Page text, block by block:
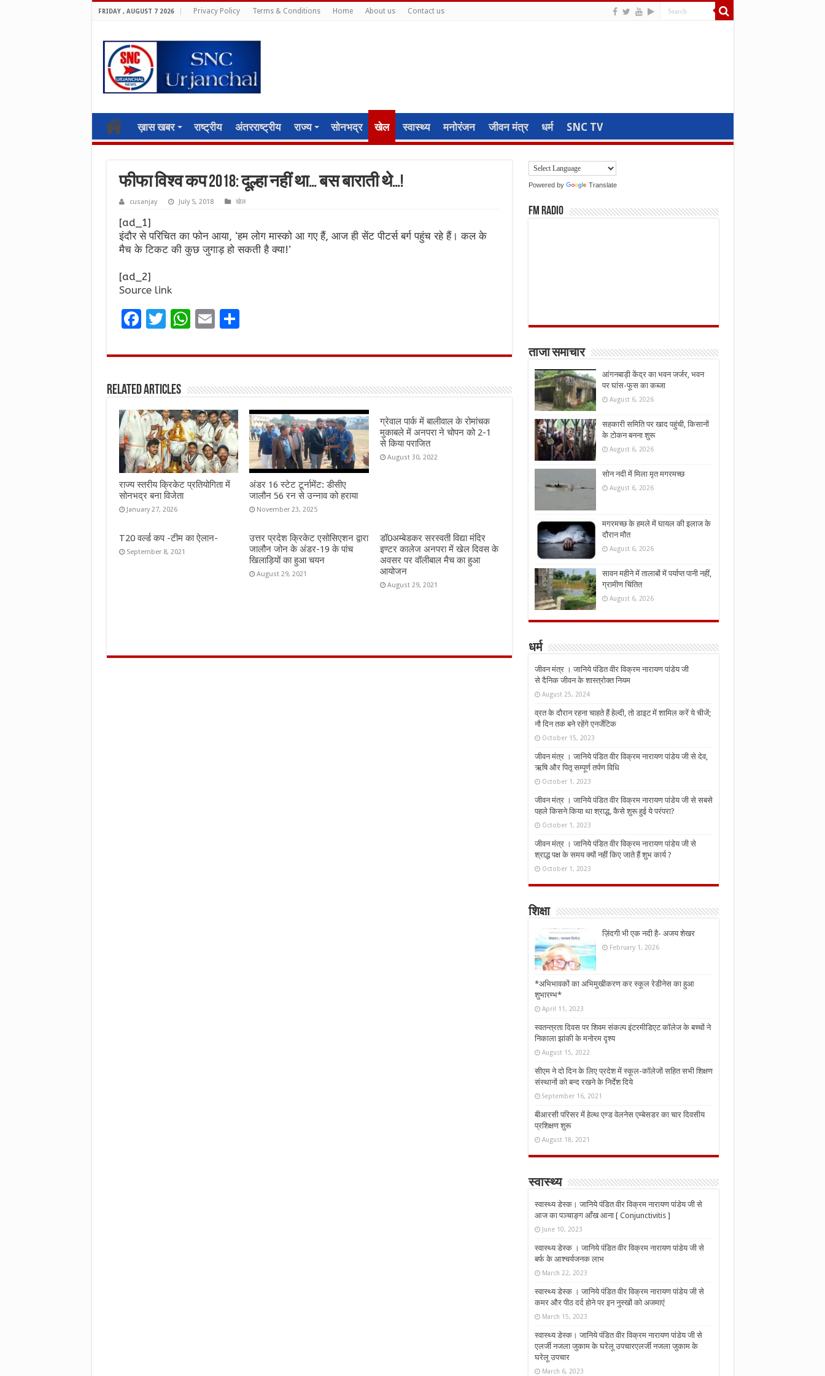
FRIDAY , AUGUST 7 2026 Privacy Policy Terms & Conditions Home About us Contact us
ख़ास खबर राष्ट्रीय अंतरराष्ट्रीय राज्य सोनभद्र खेल स्वास्थ्य मनोरंजन जीवन मंत्र धर्म SNC TV
फीफा विश्व कप 2018: दूल्हा नहीं था… बस बाराती थे…!
cusanjay July 5, 2018 खेल
[ad_1]
इंदौर से परिचित का फोन आया, ‘हम लोग मास्को आ गए हैं, आज ही सेंट पीटर्स बर्ग पहुंच रहे हैं। कल के
मैच के टिकट की कुछ जुगाड़ हो सकती है क्या!’
[ad_2]
Source link
F
ce
o
o
k
T
it
r
W
at
A
p
p
E
ai
S
ar
Related Articles
राज्य स्तरीय क्रिकेट प्रतियोगिता में
सोनभद्र बना विजेता
January 27, 2026
अंडर 16 स्टेट टूर्नामेंट: डीसीए
जालौन 56 रन से उन्नाव को हराया
November 23, 2025
ग्रेवाल पार्क में बालीवाल के रोमांचक
मुकाबले में अनपरा ने चोपन को 2-1
से किया पराजित
August 30, 2022
T20 वर्ल्ड कप -टीम का ऐलान-
September 8, 2021
उत्तर प्रदेश क्रिकेट एसोसिएशन द्वारा
जालौन जोन के अंडर-19 के पांच
खिलाड़ियों का हुआ चयन
August 29, 2021
डॉ0अम्बेडकर सरस्वती विद्या मंदिर
इण्टर कालेज अनपरा में खेल दिवस के
अवसर पर वॉलीबाल मैच का हुआ
आयोजन
August 29, 2021
Powered by Translate
FM Radio
ताजा समाचार
आंगनबाड़ी केंद्र का भवन जर्जर, भवन
पर घांस-फूस का कब्जा
August 6, 2026
सहकारी समिति पर खाद पहुंची, किसानों
के टोकन बनना शुरू
August 6, 2026
सोन नदी में मिला मृत मगरमच्छ
August 6, 2026
मगरमच्छ के हमले में घायल की इलाज के
दौरान मौत
August 6, 2026
सावन महीने में तालाबों में पर्याप्त पानी नहीं,
ग्रामीण चिंतित
August 6, 2026
धर्म
जीवन मंत्र । जानिये पंडित वीर विक्रम नारायण पांडेय जी
से दैनिक जीवन के शास्त्रोक्त नियम
August 25, 2024
व्रत के दौरान रहना चाहते हैं हेल्दी, तो डाइट में शामिल करें ये चीजें;
नौ दिन तक बने रहेंगे एनर्जेटिक
October 15, 2023
जीवन मंत्र । जानिये पंडित वीर विक्रम नारायण पांडेय जी से देव,
ऋषि और पितृ सम्पूर्ण तर्पण विधि
October 1, 2023
जीवन मंत्र । जानिये पंडित वीर विक्रम नारायण पांडेय जी से सबसे
पहले किसने किया था श्राद्ध, कैसे शुरू हुई ये परंपरा?
October 1, 2023
जीवन मंत्र । जानिये पंडित वीर विक्रम नारायण पांडेय जी से
श्राद्ध पक्ष के समय क्यों नहीं किए जाते हैं शुभ कार्य ?
October 1, 2023
शिक्षा
ज़िंदगी भी एक नदी है- अजय शेखर
February 1, 2026
*अभिभावकों का अभिमुखीकरण कर स्कूल रेडीनेस का हुआ
शुभारम्भ*
April 11, 2023
स्वतन्त्रता दिवस पर शिवम संकल्प इंटरमीडिएट कॉलेज के बच्चों ने
निकाला झांकी के मनोरम दृश्य
August 15, 2022
सीएम ने दो दिन के लिए प्रदेश में स्कूल-कॉलेजों सहित सभी शिक्षण
संस्थानों को बन्द रखने के निर्देश दिये
September 16, 2021
बीआरसी परिसर में हेल्थ एण्ड वेलनेस एम्बेसडर का चार दिवसीय
प्रशिक्षण शुरू
August 18, 2021
स्वास्थ्य
स्वास्थ्य डेस्क। जानिये पंडित वीर विक्रम नारायण पांडेय जी से
आज का पञ्चाङ्ग आँख आना [ Conjunctivitis ]
June 10, 2023
स्वास्थ्य डेस्क । जानिये पंडित वीर विक्रम नारायण पांडेय जी से
बर्फ के आश्चर्यजनक लाभ
March 22, 2023
स्वास्थ्य डेस्क । जानिये पंडित वीर विक्रम नारायण पांडेय जी से
कमर और पीठ दर्द होने पर इन नुस्‍खों को अजमाएं
March 15, 2023
स्वास्थ्य डेस्क। जानिये पंडित वीर विक्रम नारायण पांडेय जी से
एलर्जी नजला जुकाम के घरेलू उपचारएलर्जी नजला जुकाम के
घरेलू उपचार
March 6, 2023